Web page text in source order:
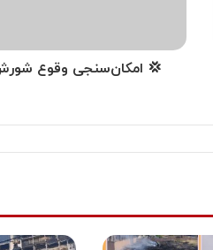
💢 امکان‌سنجی وقوع